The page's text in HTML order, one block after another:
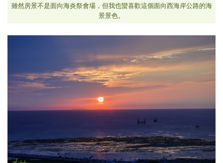
雖然房景不是面向海炎祭會場，但我也蠻喜歡這個面向西海岸公路的海
景景色。